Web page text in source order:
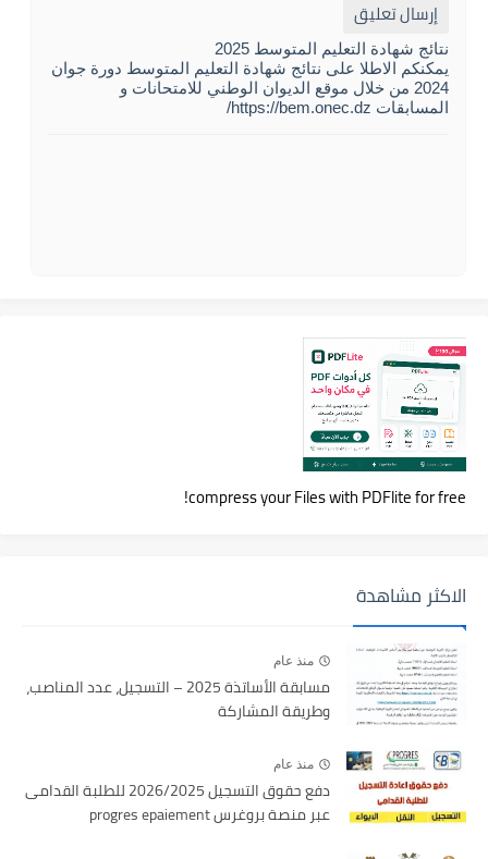
إرسال تعليق
نتائج شهادة التعليم المتوسط 2025
يمكنكم الاطلا على نتائج شهادة التعليم المتوسط دورة جوان
2024 من خلال موقع الديوان الوطني للامتحانات و
المسابقات https://bem.onec.dz/
compress your Files with PDFlite for free!
الاكثر مشاهدة
منذ عام
مسابقة الأساتذة 2025 – التسجيل، عدد المناصب،
وطريقة المشاركة
منذ عام
دفع حقوق التسجيل 2026/2025 للطلبة القدامى
عبر منصة بروغرس progres epaiement